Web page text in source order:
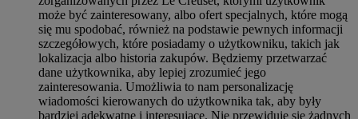
może być zainteresowany, albo ofert specjalnych, które mogą
się mu spodobać, również na podstawie pewnych informacji
szczegółowych, które posiadamy o użytkowniku, takich jak
lokalizacja albo historia zakupów. Będziemy przetwarzać
dane użytkownika, aby lepiej zrozumieć jego
zainteresowania. Umożliwia to nam personalizację
wiadomości kierowanych do użytkownika tak, aby były
bardziej adekwatne i interesujące. Nie przewiduje się żadnych